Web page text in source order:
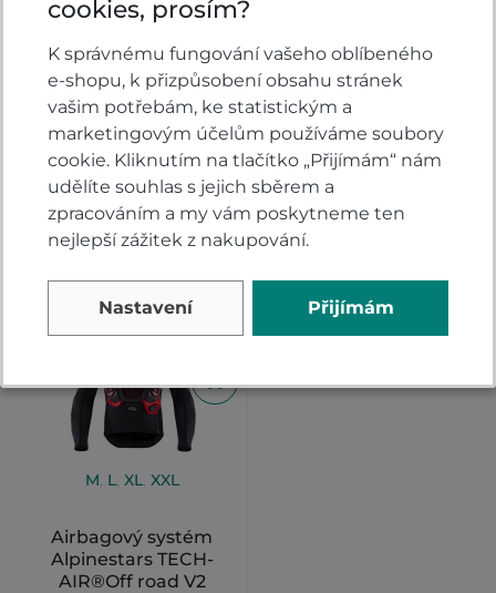
4XL
Vesta airbagová
Alpinestars TECH-
AIR®5
Skladem
15 990 Kč
14 520
Kč
DETAIL
Airbagový systém
Alpinestars TECH-
AIR®7
U dodavatele
23 959
Kč
M, L, XL, XXL
Airbagový systém
Alpinestars TECH-
AIR®Off road V2
cookies, prosím?
K správnému fungování vašeho oblíbeného
e-shopu, k přizpůsobení obsahu stránek
vašim potřebám, ke statistickým a
marketingovým účelům používáme soubory
cookie. Kliknutím na tlačítko „Přijímám“ nám
udělíte souhlas s jejich sběrem a
zpracováním a my vám poskytneme ten
nejlepší zážitek z nakupování.
Nastavení Přijímám